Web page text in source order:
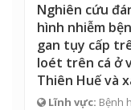
Nghiên cứu
hình nhiễm
gan tụy cấp
loét trên cá ở
Thiên Huế và
Lĩnh vực: Bệnh